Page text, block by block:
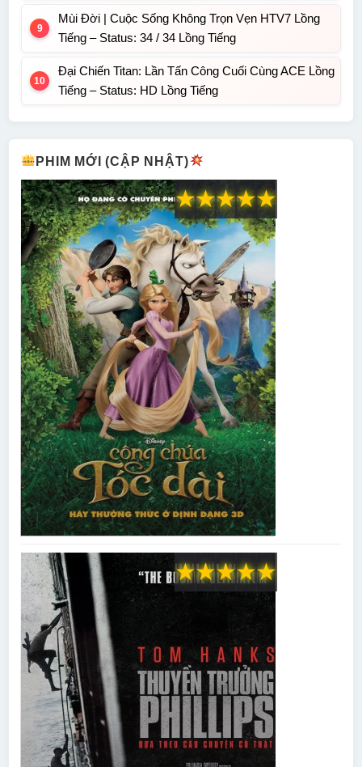
Mùi Đời | Cuộc Sống Không Trọn Vẹn HTV7 Lồng
Tiếng – Status: 34 / 34 Lồng Tiếng
Đại Chiến Titan: Lần Tấn Công Cuối Cùng ACE Lồng
Tiếng – Status: HD Lồng Tiếng
PHIM MỚI (CẬP NHẬT)
★
★
★
★
★
★
★
★
★
★